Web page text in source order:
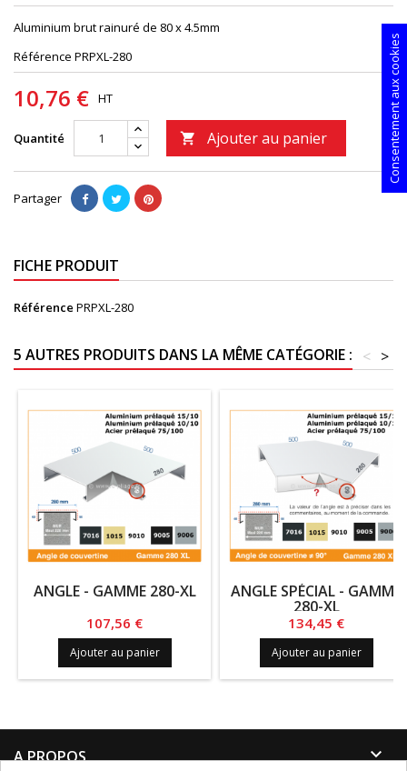
Aluminium brut rainuré de 80 x 4.5mm
Référence PRPXL-280
10,76 € HT
Quantité  Ajouter au panier
Partager
FICHE PRODUIT
Référence PRPXL-280
5 AUTRES PRODUITS DANS LA MÊME CATÉGORIE : >
<
ANGLE - GAMME 280-XL
Prix
107,56 €
Ajouter au panier
ANGLE SPÉCIAL - GAMME
280-XL
Prix
134,45 €
Ajouter au panier
A PROPOS 
Consentement aux cookies